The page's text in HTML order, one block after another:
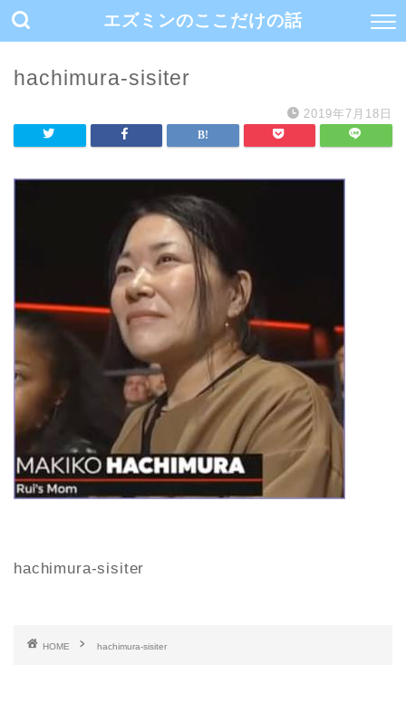
エズミンのここだけの話
hachimura-sisiter
2019年7月18日
hachimura-sisiter
HOME hachimura-sisiter